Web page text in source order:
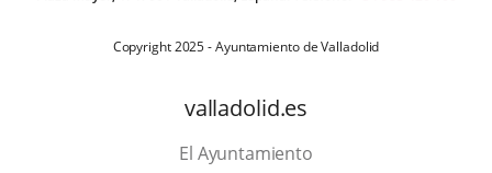
Copyright 2025 - Ayuntamiento de Valladolid
valladolid.es
El Ayuntamiento